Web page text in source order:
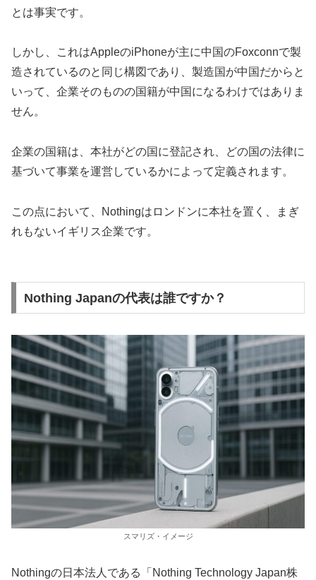
とは事実です。
しかし、これはAppleのiPhoneが主に中国のFoxconnで製
造されているのと同じ構図であり、製造国が中国だからと
いって、企業そのものの国籍が中国になるわけではありま
せん。
企業の国籍は、本社がどの国に登記され、どの国の法律に
基づいて事業を運営しているかによって定義されます。
この点において、Nothingはロンドンに本社を置く、まぎ
れもないイギリス企業です。
Nothing Japanの代表は誰ですか？
スマリズ・イメージ
Nothingの日本法人である「Nothing Technology Japan株